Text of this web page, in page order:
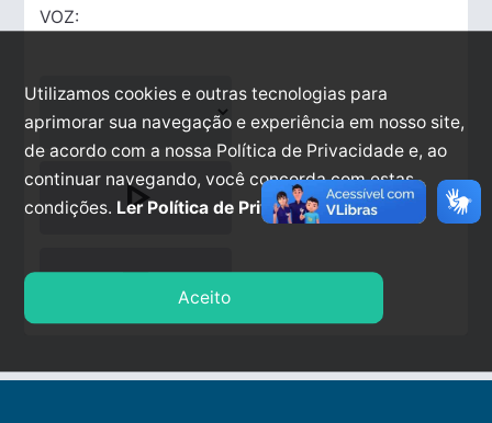
VOZ:
play_arrow
stop
Utilizamos cookies e outras tecnologias para
aprimorar sua navegação e experiência em nosso site,
de acordo com a nossa Política de Privacidade e, ao
continuar navegando, você concorda com estas
condições. Ler Política de Privacidade.
Aceito